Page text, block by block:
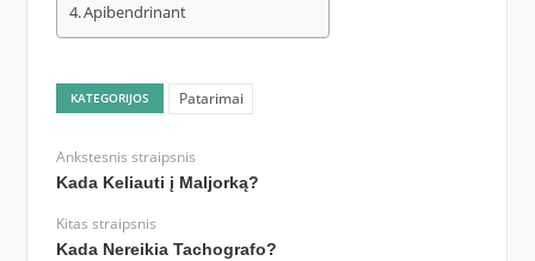
Apibendrinant
KATEGORIJOS Patarimai
Ankstesnis straipsnis
Kada Keliauti į Maljorką?
Kitas straipsnis
Kada Nereikia Tachografo?